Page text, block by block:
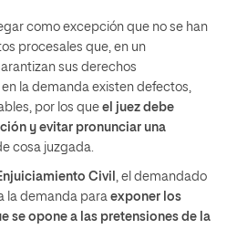
como excepción que no se han
procesales que, en un
sus derechos
la demanda existen defectos,
por los que el juez debe
y evitar pronunciar una
cosa juzgada.
Civil
el demandado
la demanda para exponer los
se opone a las pretensiones de la